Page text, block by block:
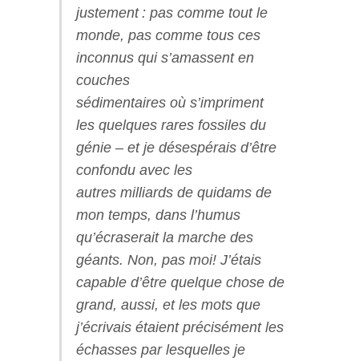
justement : pas comme tout le
monde, pas comme tous ces
inconnus qui s’amassent en
couches
sédimentaires où s’impriment
les quelques rares fossiles du
génie – et je désespérais d’être
confondu avec les
autres milliards de quidams de
mon temps, dans l’humus
qu’écraserait la marche des
géants. Non, pas moi! J’étais
capable d’être quelque chose de
grand, aussi, et les mots que
j’écrivais étaient précisément les
échasses par lesquelles je